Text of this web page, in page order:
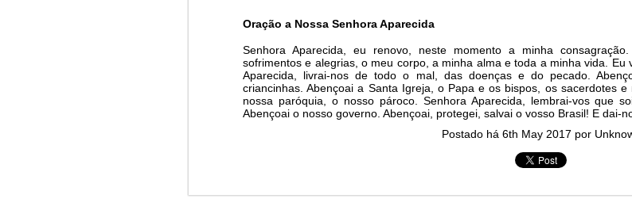
Oração a Nossa Senhora Aparecida
Senhora Aparecida, eu renovo, neste momento a minha
sofrimentos e alegrias, o meu corpo, a minha alma e toda a minha vida. Eu
Aparecida, livrai-nos de todo o mal, das doenças e do pecado.
criancinhas. Abençoai a Santa Igreja, o Papa e os bispos, os sacerdotes
nossa paróquia, o nosso pároco. Senhora Aparecida, lembrai-vos que
Abençoai o nosso governo. Abençoai, protegei, salvai o vosso Brasil! E dai-
Postado há 6th May 2017 por